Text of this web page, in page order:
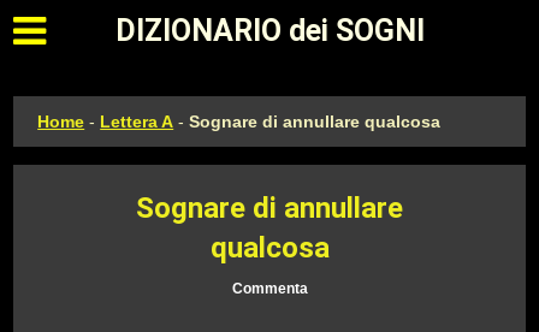
Apri il menu principale
DIZIONARIO dei SOGNI
Home - Lettera A -Sognare di annullare qualcosa
Sognare di annullare
qualcosa
Commenta